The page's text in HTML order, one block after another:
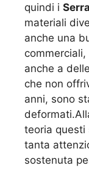
quindi i
materiali
anche una
anche a
che non
anni, sono
teoria questi
tanta
sostenuta